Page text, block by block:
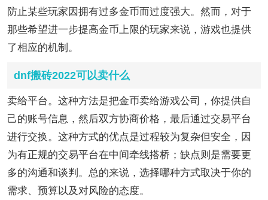
防止某些玩家因拥有过多金币而过度强大。然而，对于
那些希望进一步提高金币上限的玩家来说，游戏也提供
了相应的机制。
dnf搬砖2022可以卖什么
卖给平台。这种方法是把金币卖给游戏公司，你提供自
己的账号信息，然后双方协商价格，最后通过交易平台
进行交换。这种方式的优点是过程较为复杂但安全，因
为有正规的交易平台在中间牵线搭桥；缺点则是需要更
多的沟通和谈判。总的来说，选择哪种方式取决于你的
需求、预算以及对风险的态度。